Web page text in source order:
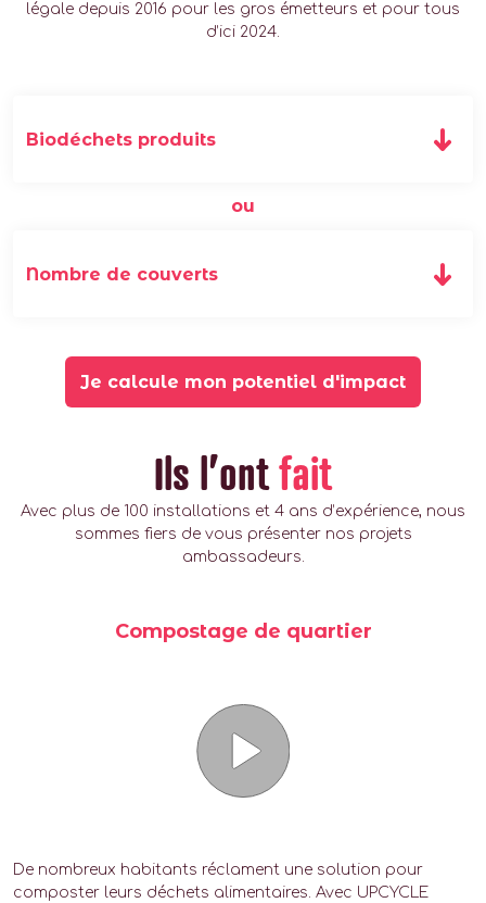
légale depuis 2016 pour les gros émetteurs et pour tous
d’ici 2024.
ou
Je calcule mon potentiel d'impact
Ils l’ontfait
Avec plus de 100 installations et 4 ans d’expérience, nous
sommes fiers de vous présenter nos projets
ambassadeurs.
Compostage de quartier
De nombreux habitants réclament une solution pour
composter leurs déchets alimentaires. Avec UPCYCLE